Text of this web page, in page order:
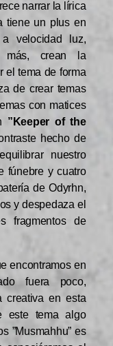
narrar la lírica
tiene un plus en
velocidad luz,
más, crean la
el tema de forma
de crear temas
con matices
”Keeper of the
hecho de
nuestro
fúnebre y cuatro
de Odyrhn,
y despedaza el
fragmentos de
encontramos en
fuera poco,
creativa en esta
este tema algo
”Musmahhu” es